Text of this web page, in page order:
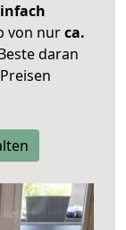
von nurca.
daran